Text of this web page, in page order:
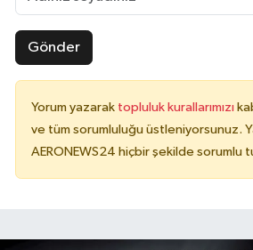
Gönder
Yorum yazarak topluluk kurallarımızı
ve tüm sorumluluğu üstleniyorsunuz.
AERONEWS24 hiçbir şekilde sorumlu